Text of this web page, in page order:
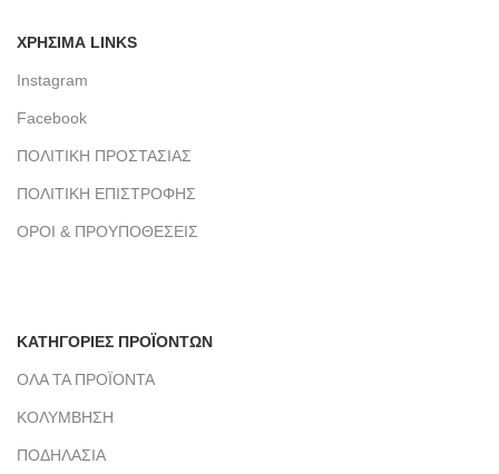
ΧΡΗΣΙΜΑ LINKS
Instagram
Facebook
ΠΟΛΙΤΙΚΗ ΠΡΟΣΤΑΣΙΑΣ
ΠΟΛΙΤΙΚΗ ΕΠΙΣΤΡΟΦΗΣ
ΟΡΟΙ & ΠΡΟΥΠΟΘΕΣΕΙΣ
ΚΑΤΗΓΟΡΙΕΣ ΠΡΟΪΟΝΤΩΝ
ΟΛΑ ΤΑ ΠΡΟΪΟΝΤΑ
ΚΟΛΥΜΒΗΣΗ
ΠΟΔΗΛΑΣΙΑ